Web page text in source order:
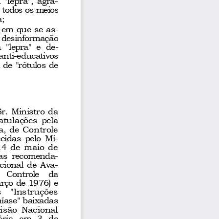
os meios
que se as-
"lepra"  e  de-
-educativos
"rótulos de
Ministro da
pela
de Controle
pelo Mi-
de maio de
recomenda-
de Ava-
Controle   da
de 1976) e
"Instruções
" baixadas
Nacional